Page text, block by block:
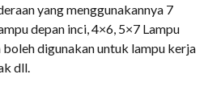
yang menggunakannya 7
depan inci, 4×6, 5×7 Lampu
digunakan untuk lampu kerja
dll.